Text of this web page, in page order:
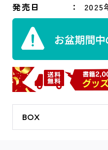
発売日 2025
BOX